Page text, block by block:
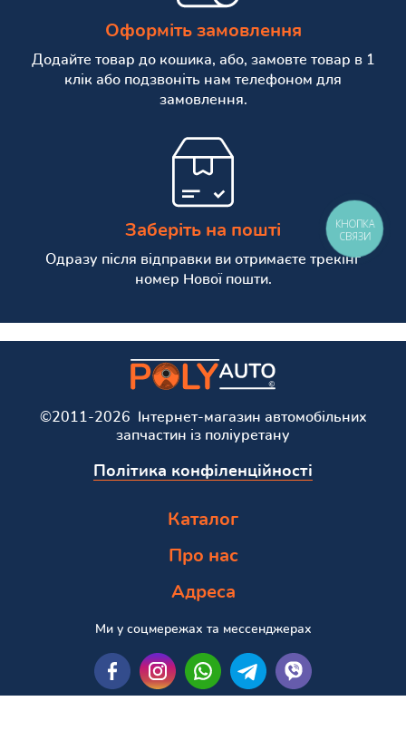
Оформіть замовлення
Додайте товар до кошика, або, замовте товар в 1
клік або подзвоніть нам телефоном для
замовлення.
Заберіть на пошті
Одразу після відправки ви отримаєте трекінг
номер Нової пошти.
©2011-2026 Інтернет-магазин автомобільних
запчастин із поліуретану
Політика конфіленційності
Каталог
Про нас
Адреса
Ми у соцмережах та мессенджерах
КНОПКА
СВЯЗИ